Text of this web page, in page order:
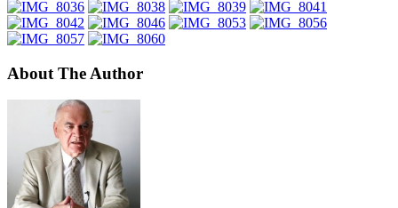
About The Author